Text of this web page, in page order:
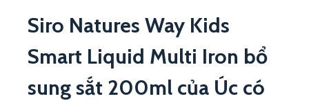
Siro Natures Way Kids
Smart Liquid Multi Iron bổ
sung sắt 200ml của Úc có